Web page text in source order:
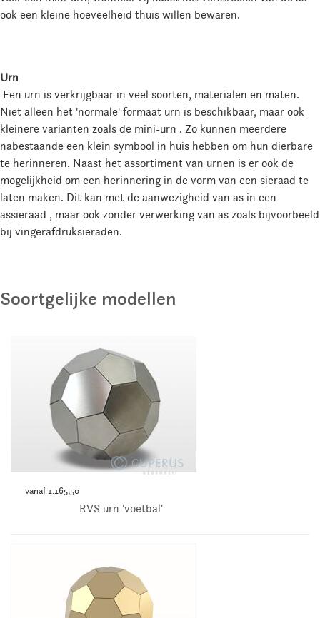
ook een kleine hoeveelheid thuis willen bewaren.
Urn
Een urn is verkrijgbaar in veel soorten, materialen en maten.
Niet alleen het 'normale' formaat urn is beschikbaar, maar ook
kleinere varianten zoals de mini-urn . Zo kunnen meerdere
nabestaande een klein symbool in huis hebben om hun dierbare
te herinneren. Naast het assortiment van urnen is er ook de
mogelijkheid om een herinnering in de vorm van een sieraad te
laten maken. Dit kan met de aanwezigheid van as in een
assieraad , maar ook zonder verwerking van as zoals bijvoorbeeld
bij vingerafdruksieraden.
Soortgelijke modellen
vanaf 1.165,50
RVS urn 'voetbal'